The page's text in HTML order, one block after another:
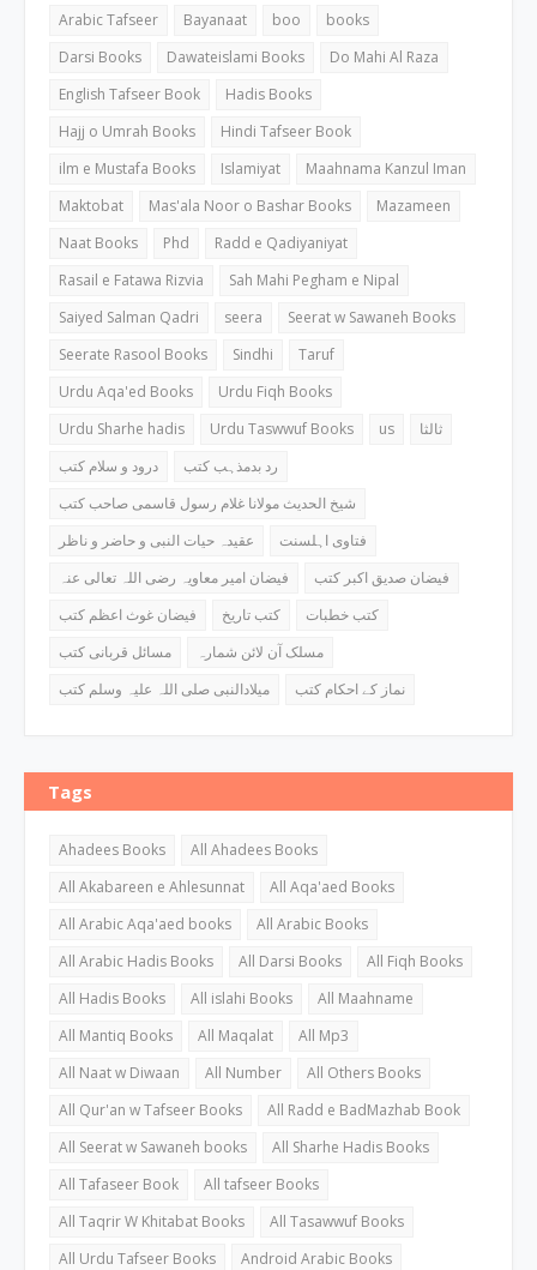
Arabic Tafseer
Bayanaat boo
books
Darsi Books
Dawateislami Books
Do Mahi Al Raza
English Tafseer Book
Hadis Books
Hajj o Umrah Books
Hindi Tafseer Book
ilm e Mustafa Books
Islamiyat
Maahnama Kanzul Iman
Maktobat
Mas'ala Noor o Bashar Books
Mazameen
Naat Books
Phd
Radd e Qadiyaniyat
Rasail e Fatawa Rizvia
Sah Mahi Pegham e Nipal
Saiyed Salman Qadri
seera
Seerat w Sawaneh Books
Seerate Rasool Books
Sindhi
Taruf
Urdu Aqa'ed Books
Urdu Fiqh Books
Urdu Sharhe hadis
Urdu Taswwuf Books us
ثالثا
درود و سلام کتب
رد بدمذہب کتب
شیخ الحدیث مولانا غلام رسول قاسمی صاحب کتب
عقیدہ حیات النبی و حاضر و ناظر
فتاوی اہلسنت
فیضان امیر معاویہ رضی اللہ تعالی عنہ
فیضان صدیق اکبر کتب
فیضان غوث اعظم کتب
کتب تاریخ
کتب خطبات
مسائل قربانی کتب
مسلک آن لائن شمارہ
میلادالنبی صلی اللہ علیہ وسلم کتب
نماز کے احکام کتب
Tags
Ahadees Books
All Ahadees Books
All Akabareen e Ahlesunnat
All Aqa'aed Books
All Arabic Aqa'aed books
All Arabic Books
All Arabic Hadis Books
All Darsi Books
All Fiqh Books
All Hadis Books
All islahi Books
All Maahname
All Mantiq Books
All Maqalat
All Mp3
All Naat w Diwaan
All Number
All Others Books
All Qur'an w Tafseer Books
All Radd e BadMazhab Book
All Seerat w Sawaneh books
All Sharhe Hadis Books
All Tafaseer Book
All tafseer Books
All Taqrir W Khitabat Books
All Tasawwuf Books
All Urdu Tafseer Books
Android Arabic Books